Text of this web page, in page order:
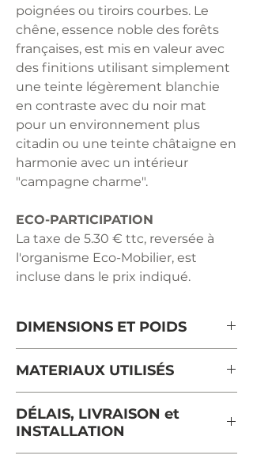
poignées ou tiroirs courbes. Le
chêne, essence noble des forêts
françaises, est mis en valeur avec
des finitions utilisant simplement
une teinte légèrement blanchie
en contraste avec du noir mat
pour un environnement plus
citadin ou une teinte châtaigne en
harmonie avec un intérieur
"campagne charme".
ECO-PARTICIPATION
La taxe de 5.30 € ttc, reversée à
l'organisme Eco-Mobilier, est
incluse dans le prix indiqué.
DIMENSIONS ET POIDS
avec 1 rallonge dépliée - 280 cm
avec 2 rallonges dépliées
Profondeur: 100 cm
Hauteur : 77 cm
Poids: 90 kg
MATERIAUX UTILISÉS
PEFC
placage chêne de France pour les
2 rallonges
DÉLAIS, LIVRAISON et
INSTALLATION